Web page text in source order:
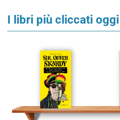
I libri più cliccati oggi